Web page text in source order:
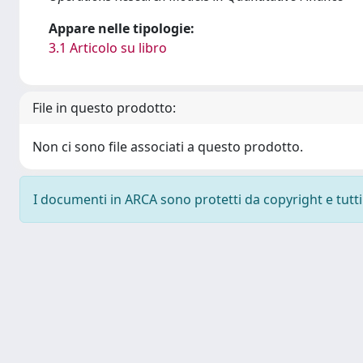
Appare nelle tipologie:
3.1 Articolo su libro
File in questo prodotto:
Non ci sono file associati a questo prodotto.
I documenti in ARCA sono protetti da copyright e